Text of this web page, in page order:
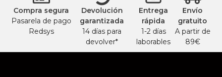
Compra segura
Pasarela de pago
Redsys
Devolución
garantizada
14 días para
devolver*
Entrega
rápida
1-2 días
laborables
Envío
gratuito
A partir de
89€